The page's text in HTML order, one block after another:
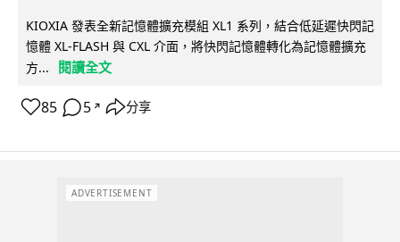
KIOXIA 發表全新記憶體擴充模組 XL1 系列，結合低延遲快閃記
憶體 XL-FLASH 與 CXL 介面，將快閃記憶體轉化為記憶體擴充
方...
閱讀全文
85 5 ↗ 分享
ADVERTISEMENT